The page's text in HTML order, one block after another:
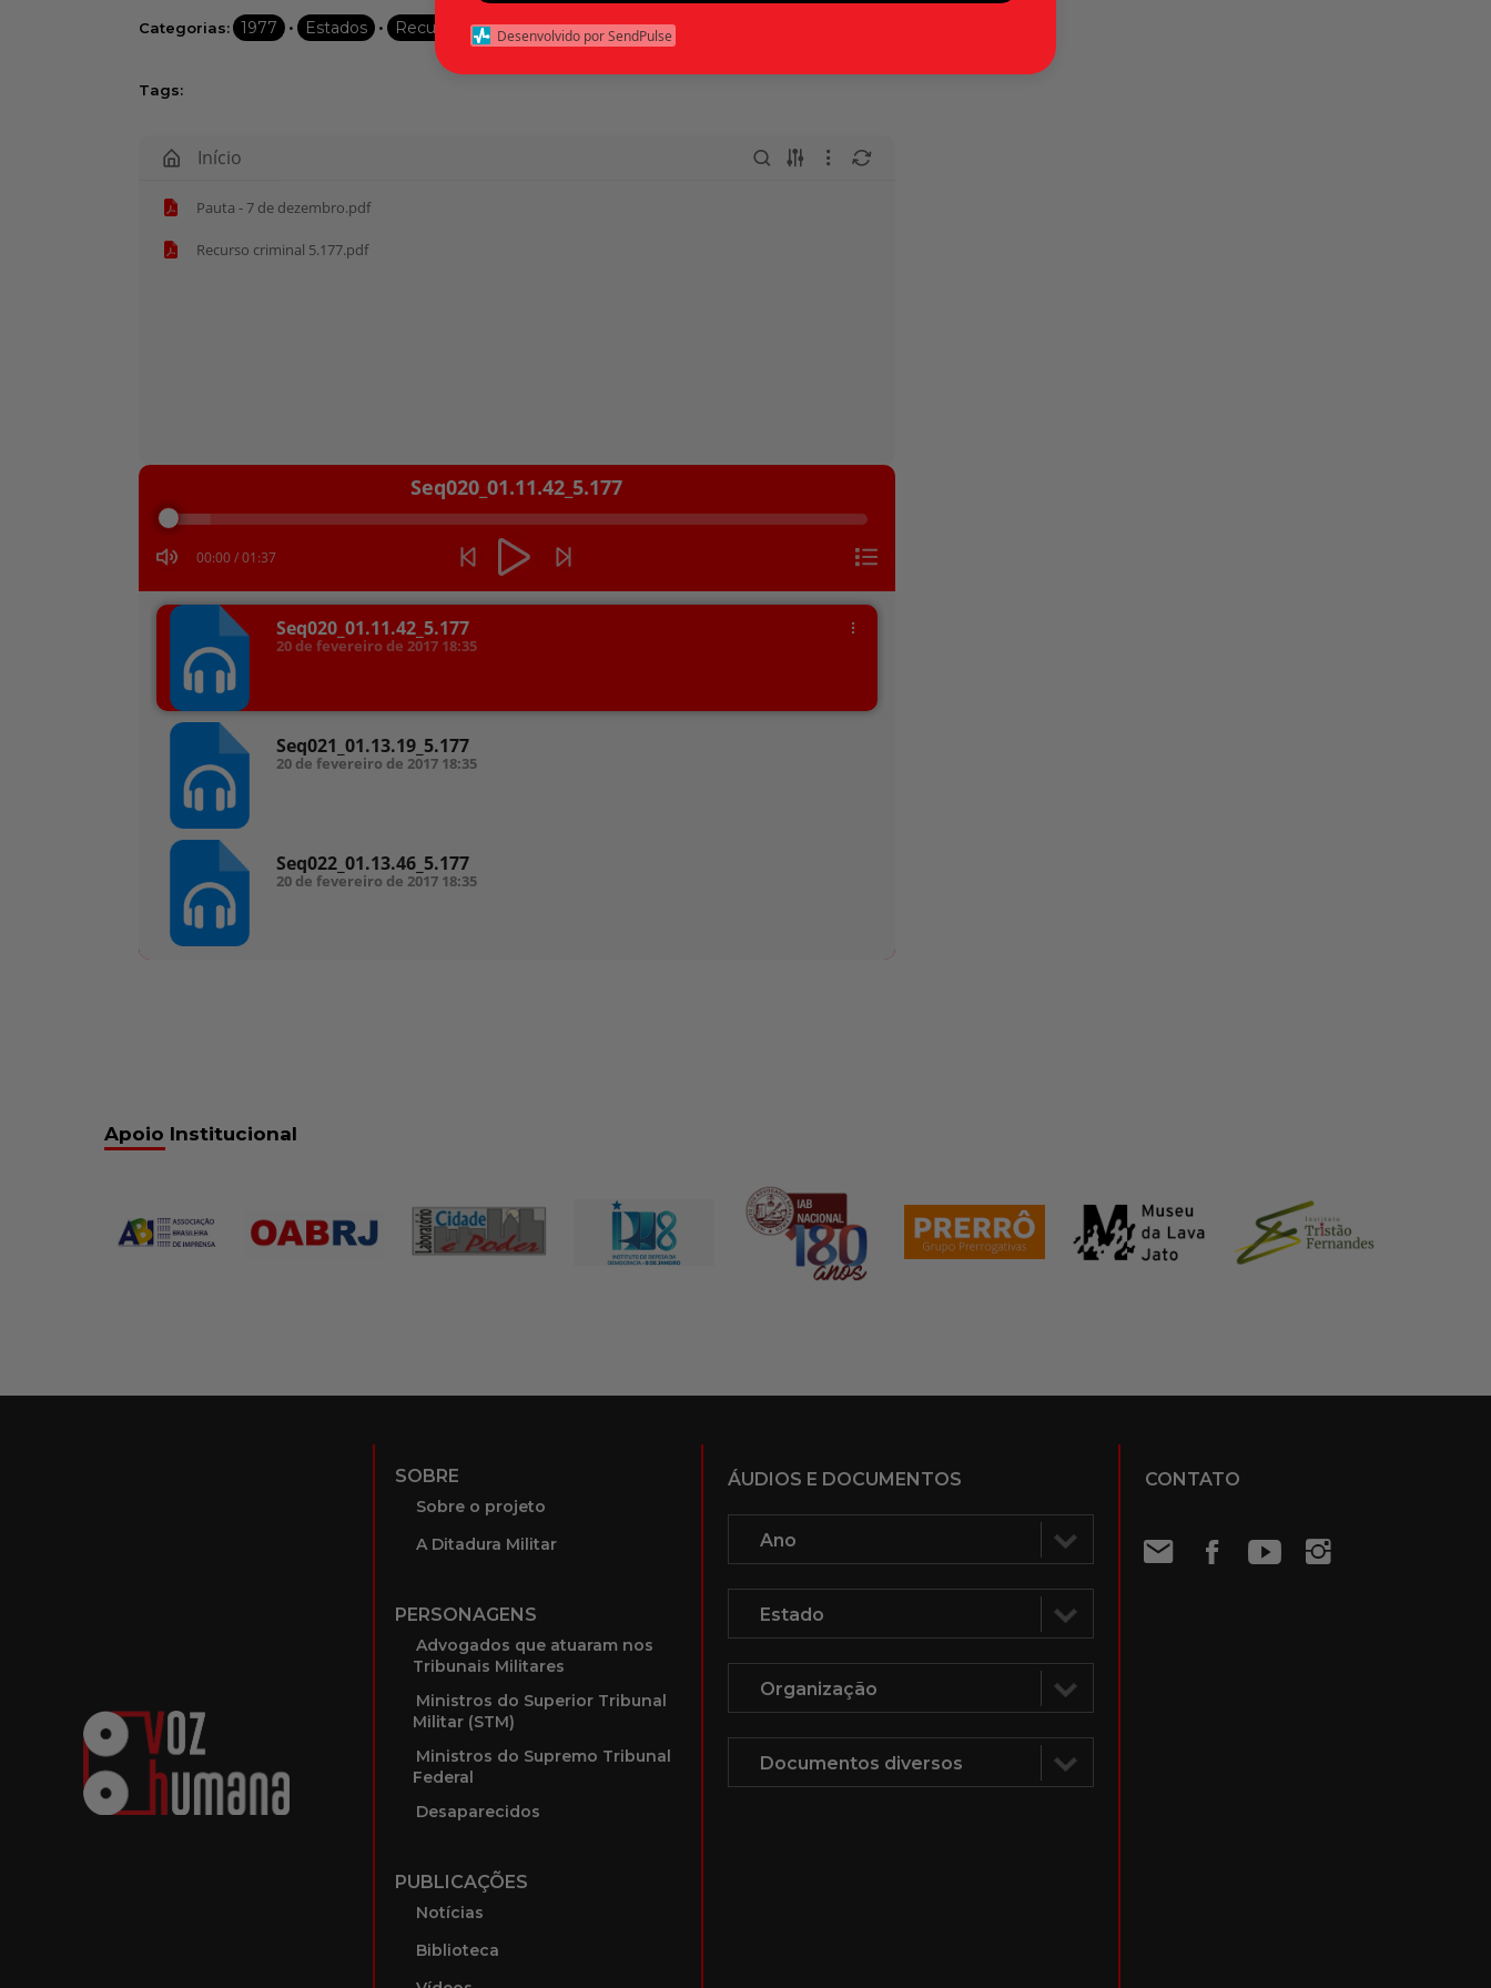
Categorias: 1977 • Estados • Recursos criminais • Rio de Janeiro (RJ)
Tags:
Início
Pauta - 7 de dezembro.pdf
Recurso criminal 5.177.pdf
Tocador
áudio
Seq020_01.11.42_5.177
00:00 /01:37
Seq020_01.11.42_5.177
20 de fevereiro de 2017 18:35
Seq021_01.13.19_5.177
20 de fevereiro de 2017 18:35
Seq022_01.13.46_5.177
20 de fevereiro de 2017 18:35
Apoio Institucional
SOBRE
Sobre o projeto
A Ditadura Militar
PERSONAGENS
Advogados que atuaram nos
Tribunais Militares
Ministros do Superior Tribunal
Militar (STM)
Ministros do Supremo Tribunal
Federal
Desaparecidos
PUBLICAÇÕES
Notícias
Biblioteca
ÁUDIOS E DOCUMENTOS CONTATO
Desenvolvido por SendPulse